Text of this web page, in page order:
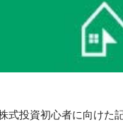
投資初心者に向けた